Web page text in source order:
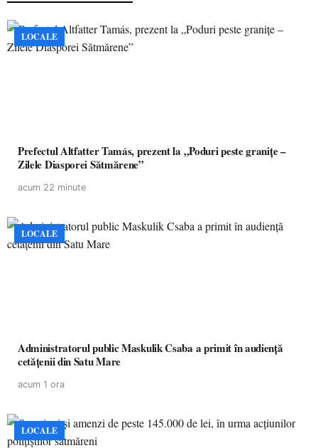
LOCALE
Prefectul Altfatter Tamás, prezent la „Poduri peste granițe –
Zilele Diasporei Sătmărene”
acum 22 minute
LOCALE
Administratorul public Maskulik Csaba a primit în audiență
cetățenii din Satu Mare
acum 1 ora
LOCALE